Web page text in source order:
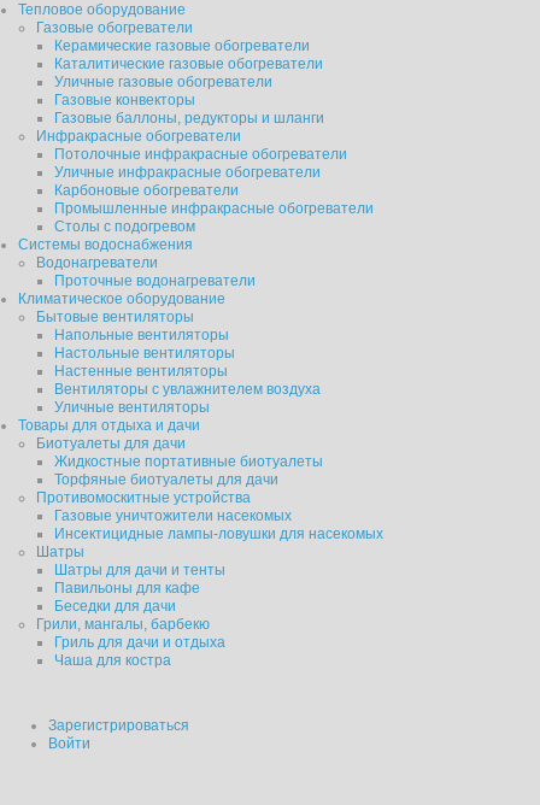
Тепловое оборудование
Газовые обогреватели
Керамические газовые обогреватели
Каталитические газовые обогреватели
Уличные газовые обогреватели
Газовые конвекторы
Газовые баллоны, редукторы и шланги
Инфракрасные обогреватели
Потолочные инфракрасные обогреватели
Уличные инфракрасные обогреватели
Карбоновые обогреватели
Промышленные инфракрасные обогреватели
Столы с подогревом
Системы водоснабжения
Водонагреватели
Проточные водонагреватели
Климатическое оборудование
Бытовые вентиляторы
Напольные вентиляторы
Настольные вентиляторы
Настенные вентиляторы
Вентиляторы с увлажнителем воздуха
Уличные вентиляторы
Товары для отдыха и дачи
Биотуалеты для дачи
Жидкостные портативные биотуалеты
Торфяные биотуалеты для дачи
Противомоскитные устройства
Газовые уничтожители насекомых
Инсектицидные лампы-ловушки для насекомых
Шатры
Шатры для дачи и тенты
Павильоны для кафе
Беседки для дачи
Грили, мангалы, барбекю
Гриль для дачи и отдыха
Чаша для костра
Зарегистрироваться
Войти